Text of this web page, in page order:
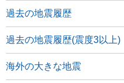
過去の地震履歴
過去の地震履歴(震度3以上)
海外の大きな地震